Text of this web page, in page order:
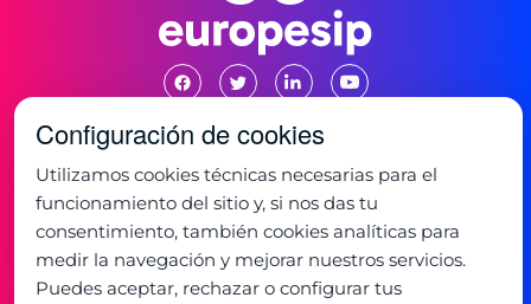
Oficina:
C/ de la Mancha 1
28823 - Coslada, Madrid
+34 91 673 32 32
Horario:
Configuración de cookies
Utilizamos cookies técnicas necesarias para el
funcionamiento del sitio y, si nos das tu
consentimiento, también cookies analíticas para
medir la navegación y mejorar nuestros servicios.
Puedes aceptar, rechazar o configurar tus